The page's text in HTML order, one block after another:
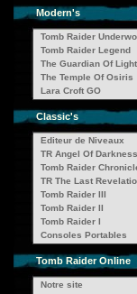
Modern's
Tomb Raider
Tomb Raider Legend
The Guardian Of Light
The Temple Of Osiris
Lara Croft GO
Classic's
Editeur de Niveaux
TR Angel Of Darkness
Tomb Raider
TR The Last
Tomb Raider III
Tomb Raider II
Tomb Raider I
Consoles Portables
Tomb Raider Online
Notre site